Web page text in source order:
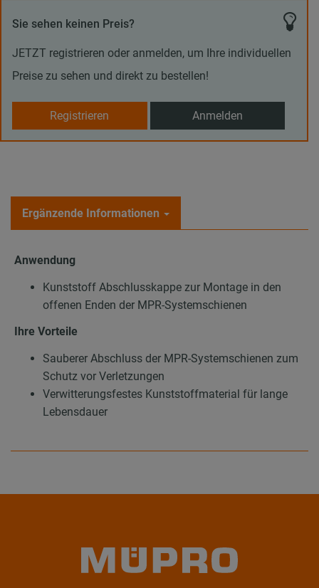
Sie sehen keinen Preis?
JETZT registrieren oder anmelden, um Ihre individuellen
Preise zu sehen und direkt zu bestellen!
Registrieren Anmelden
Ergänzende Informationen
Anwendung
Kunststoff Abschlusskappe zur Montage in den
offenen Enden der MPR-Systemschienen
Ihre Vorteile
Sauberer Abschluss der MPR-Systemschienen zum
Schutz vor Verletzungen
Verwitterungsfestes Kunststoffmaterial für lange
Lebensdauer